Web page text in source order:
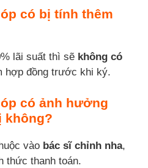
có bị tính thêm
lãi suất thì sẽ không có
hợp đồng trước khi ký.
có ảnh hưởng
không?
vào bác sĩ chỉnh nha,
thức thanh toán.